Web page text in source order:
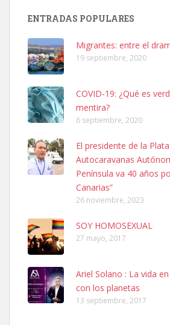
Leales.org » Gran Canaria
Ninfa perdida
El día 5 se los perdió una ninfa papillera,
calle, se perdió por la zon...
Leales.org » Gran Canaria
6.7.2025
Adopcion
Busco casa de acogida para mi perrita ya
no la puedo tener. Solo gente r...
ENTRADAS POPULARES
Migrantes: entre el
19 septiembre, 2020
COVID-19: ¿Qué es
mentira?
6 septiembre, 2020
El presidente de la
Autocaravanas
Península va 40 años
Canarias”
26 noviembre, 2023
SOY HOMOSEXUAL
27 mayo, 2017
Ariel Solano : La vida
con los planetas
13 septiembre, 2017